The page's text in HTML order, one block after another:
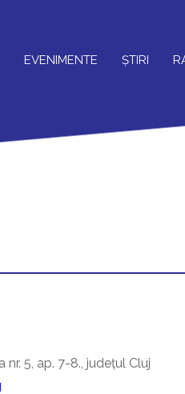
EVENIMENTE ȘTIRI
nr. 5, ap. 7-8., județul Cluj